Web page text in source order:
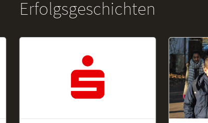
Erfolgsgeschichten